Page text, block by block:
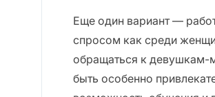
Еще один вариант —
спросом как среди
обращаться к девушкам-
быть особенно